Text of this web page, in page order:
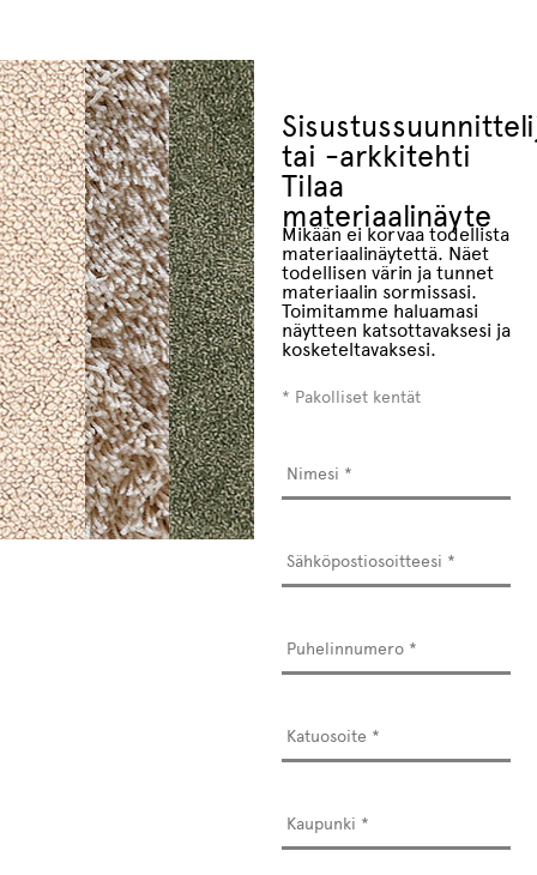
tai -arkkitehti
Tilaa
materiaalinäyte
Mikään ei korvaa todellista
materiaalinäytettä. Näet
todellisen värin ja tunnet
materiaalin sormissasi.
Toimitamme haluamasi
näytteen katsottavaksesi ja
kosketeltavaksesi.
* Pakolliset kentät